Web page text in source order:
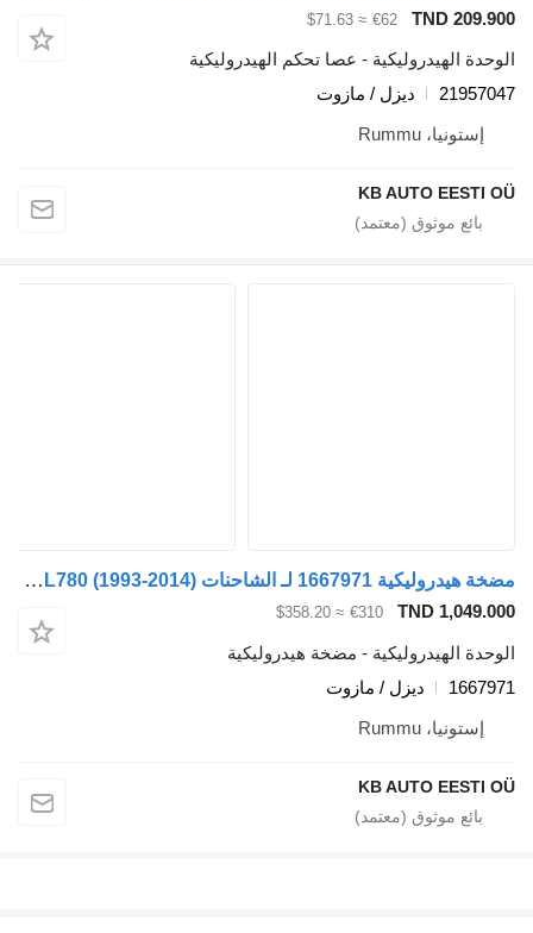
TND 209.900
€62
≈ $71.63
الوحدة الهيدروليكية - عصا تحكم الهيدروليكية
21957047
ديزل / مازوت
إستونيا، Rummu
KB AUTO EESTI OÜ
مضخة هيدروليكية 1667971 لـ الشاحنات Volvo FH12, FH16, NH12, FH, VNL780 (1993-2014)
TND 1,049.000
€310
≈ $358.20
الوحدة الهيدروليكية - مضخة هيدروليكية
1667971
ديزل / مازوت
إستونيا، Rummu
KB AUTO EESTI OÜ